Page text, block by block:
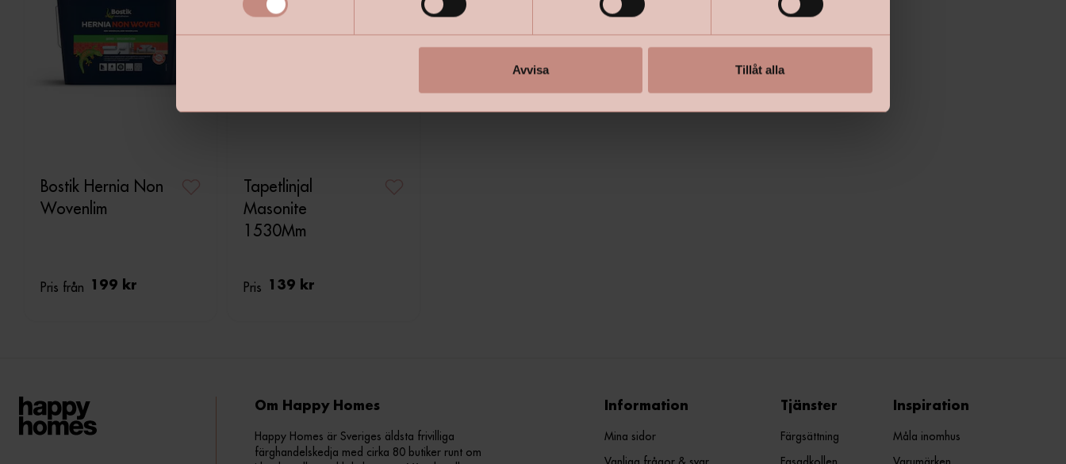
e
s
Avvisa Tillåt alla
Bostik Hernia Non
Wovenlim
Pris från 199 kr
Tapetlinjal
Masonite
1530Mm
Pris 139 kr
Om Happy Homes
Happy Homes är Sveriges äldsta frivilliga
färghandelskedja med cirka 80 butiker runt om
Information
Mina sidor
Tjänster
Färgsättning
Inspiration
Måla inomhus